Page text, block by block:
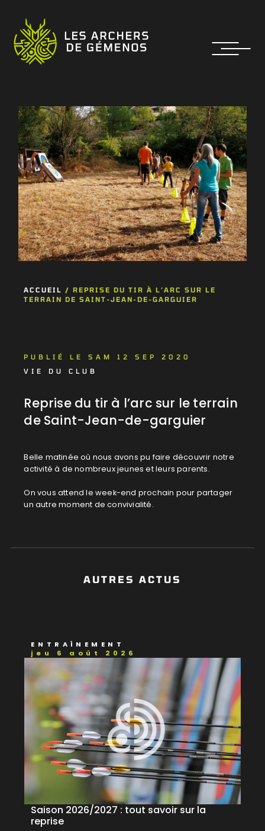
ACCUEIL /REPRISE DU TIR À L’ARC SUR LE
TERRAIN DE SAINT-JEAN-DE-GARGUIER
PUBLIÉ LE SAM 12 SEP 2020
VIE DU CLUB
Reprise du tir à l’arc sur le terrain
de Saint-Jean-de-garguier
Belle matinée où nous avons pu faire découvrir notre
activité à de nombreux jeunes et leurs parents.
On vous attend le week-end prochain pour partager
un autre moment de convivialité.
AUTRES ACTUS
ENTRAÎNEMENT
jeu 6 août 2026
Saison 2026/2027 : tout savoir sur la
reprise